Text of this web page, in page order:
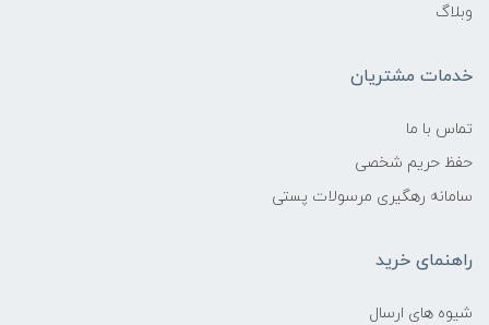
وبلاگ
خدمات مشتریان
تماس با ما
حفظ حریم شخصی
سامانه رهگیری مرسولات پستی
راهنمای خرید
شیوه های ارسال